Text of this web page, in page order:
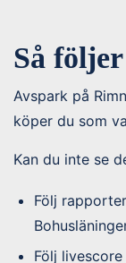
Så
Avspark på
köper du som
Kan du inte se
Följ
Följ